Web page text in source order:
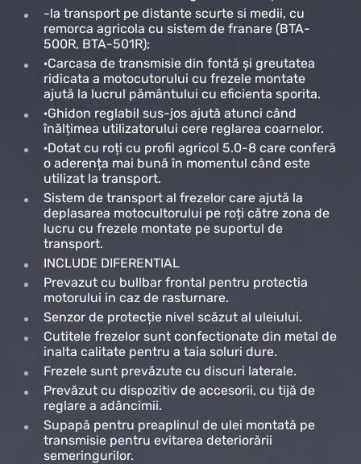
-la transport pe distante scurte si medii, cu
remorca agricola cu sistem de franare (BTA-
500R, BTA-501R);
·Carcasa de transmisie din fontă și greutatea
ridicata a motocutorului cu frezele montate
ajută la lucrul pământului cu eficienta sporita.
·Ghidon reglabil sus-jos ajută atunci când
înălțimea utilizatorului cere reglarea coarnelor.
·Dotat cu roți cu profil agricol 5.0-8 care conferă
o aderența mai bună în momentul când este
utilizat la transport.
Sistem de transport al frezelor care ajută la
deplasarea motocultorului pe roți către zona de
lucru cu frezele montate pe suportul de
transport.
INCLUDE DIFERENTIAL
Prevazut cu bullbar frontal pentru protectia
motorului in caz de rasturnare.
Senzor de protecție nivel scăzut al uleiului.
Cutitele frezelor sunt confectionate din metal de
inalta calitate pentru a taia soluri dure.
Frezele sunt prevăzute cu discuri laterale.
Prevăzut cu dispozitiv de accesorii, cu tijă de
reglare a adâncimii.
Supapă pentru preaplinul de ulei montată pe
transmisie pentru evitarea deteriorării
semeringurilor.